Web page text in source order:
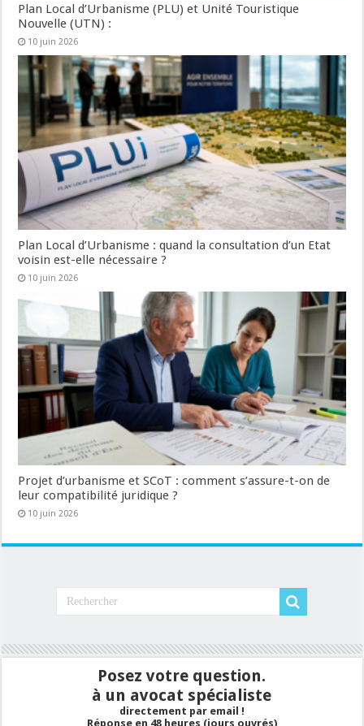
Plan Local d’Urbanisme (PLU) et Unité Touristique
Nouvelle (UTN) :
10 juin 2026
Plan Local d’Urbanisme : quand la consultation d’un Etat
voisin est-elle nécessaire ?
10 juin 2026
Projet d’urbanisme et SCoT : comment s’assure-t-on de
leur compatibilité juridique ?
10 juin 2026
Posez votre question.
à un avocat spécialiste
directement par email !
Réponse en 48 heures (jours ouvrés)